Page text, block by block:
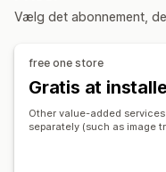
Regnskab og økonomi
Avancesporing
Vælg det abonnement,
free one store
Gratis at
Other value-added
separately (such as image